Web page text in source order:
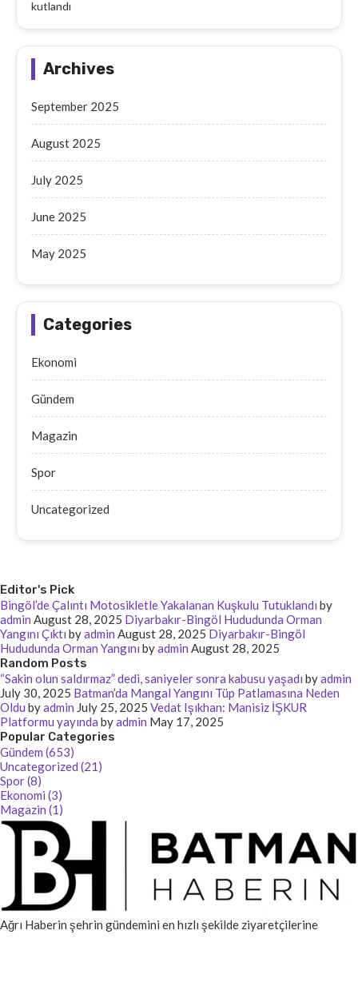
kutlandı
Archives
September 2025
August 2025
July 2025
June 2025
May 2025
Categories
Ekonomi
Gündem
Magazin
Spor
Uncategorized
Editor's Pick
Bingöl’de Çalıntı Motosikletle Yakalanan Kuşkulu Tutuklandı by
admin August 28, 2025 Diyarbakır-Bingöl Hududunda Orman
Yangını Çıktı byadmin August 28, 2025 Diyarbakır-Bingöl
Hududunda Orman Yangını byadmin August 28, 2025
Random Posts
“Sakin olun saldırmaz” dedi, saniyeler sonra kabusu yaşadı byadmin
July 30, 2025 Batman’da Mangal Yangını Tüp Patlamasına Neden
Oldu byadmin July 25, 2025 Vedat Işıkhan: Manisiz İŞKUR
Platformu yayında byadmin May 17, 2025
Popular Categories
Gündem (653)
Uncategorized (21)
Spor (8)
Ekonomi (3)
Magazin (1)
Ağrı Haberin şehrin gündemini en hızlı şekilde ziyaretçilerine